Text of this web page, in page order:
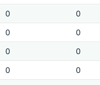
0 0
0 0
0 0
0 0